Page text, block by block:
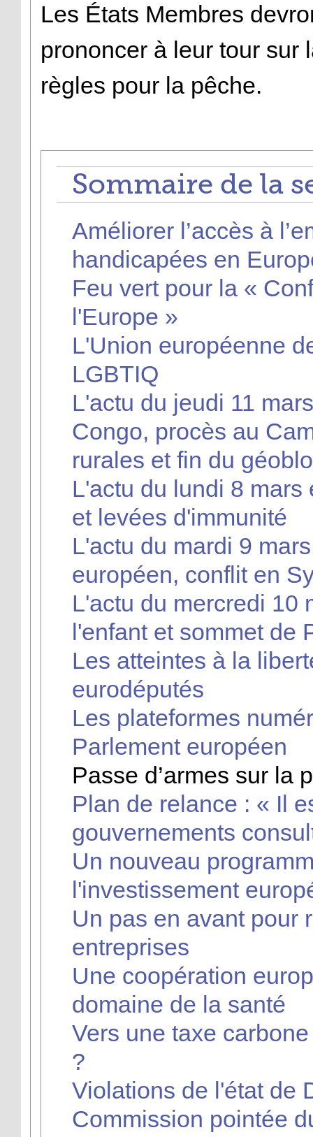
Les États Membres
prononcer à leur tour sur
règles pour la pêche.
Sommaire de la
Améliorer l’accès à
handicapées en
Feu vert pour la «
l'Europe »
L'Union européenne
LGBTIQ
L'actu du jeudi 11
Congo, procès au
rurales et fin du
L'actu du lundi 8 mars
et levées d'immunité
L'actu du mardi 9
européen, conflit en
L'actu du mercredi 10
l'enfant et sommet de
Les atteintes à la
eurodéputés
Les plateformes
Parlement européen
Passe d’armes sur la
Plan de relance : « Il
gouvernements
Un nouveau
l'investissement
Un pas en avant pour
entreprises
Une coopération
domaine de la santé
Vers une taxe
?
Violations de l'état de
Commission pointée